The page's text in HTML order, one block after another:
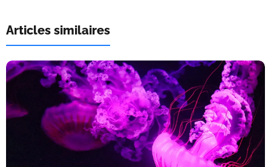
Articles similaires